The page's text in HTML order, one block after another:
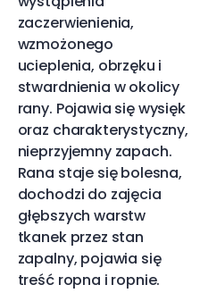
zaczerwienienia,
wzmożonego
ucieplenia, obrzęku i
stwardnienia w okolicy
rany. Pojawia się wysięk
oraz charakterystyczny,
nieprzyjemny zapach.
Rana staje się bolesna,
dochodzi do zajęcia
głębszych warstw
tkanek przez stan
zapalny, pojawia się
treść ropna i ropnie.